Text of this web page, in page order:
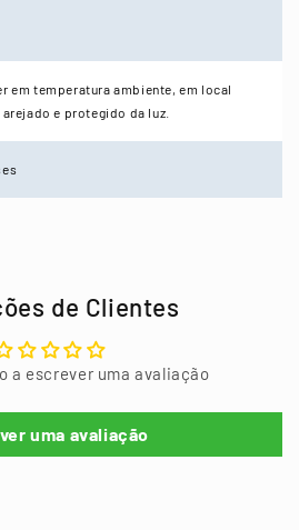
em temperatura ambiente, em local
e protegido da luz.
de Clientes
a escrever uma avaliação
uma avaliação